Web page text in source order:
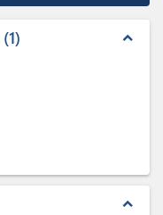
1 expand_less
expand_less